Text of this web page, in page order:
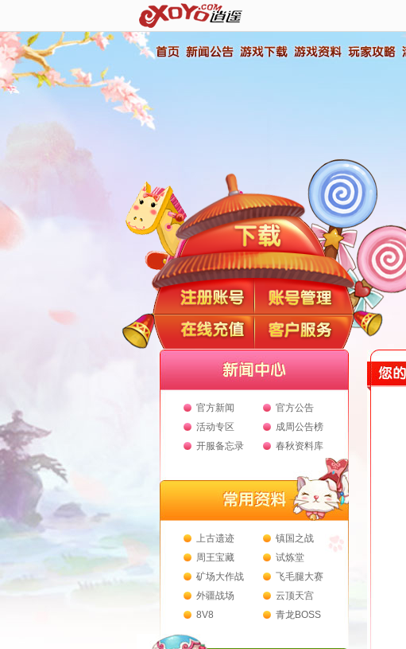
官方新闻
官方公告
活动专区
成周公告榜
开服备忘录
春秋资料库
上古遗迹
镇国之战
周王宝藏
试炼堂
矿场大作战
飞毛腿大赛
外疆战场
云顶天宫
8V8
青龙BOSS